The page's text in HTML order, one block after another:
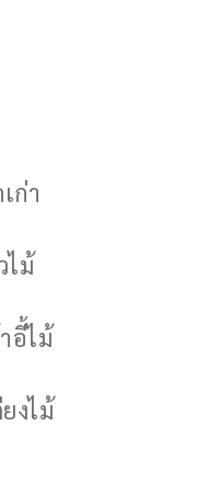
ก่า
ไม้
อี้ไม้
งไม้